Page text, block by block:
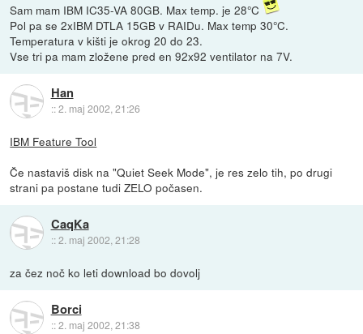
Sam mam IBM IC35-VA 80GB. Max temp. je 28°C
Pol pa se 2xIBM DTLA 15GB v RAIDu. Max temp 30°C.
Temperatura v kišti je okrog 20 do 23.
Vse tri pa mam zložene pred en 92x92 ventilator na 7V.
Han
::2. maj 2002, 21:26
IBM Feature Tool
Če nastaviš disk na "Quiet Seek Mode", je res zelo tih, po drugi
strani pa postane tudi ZELO počasen.
CaqKa
::2. maj 2002, 21:28
za čez noč ko leti download bo dovolj
Borci
::2. maj 2002, 21:38